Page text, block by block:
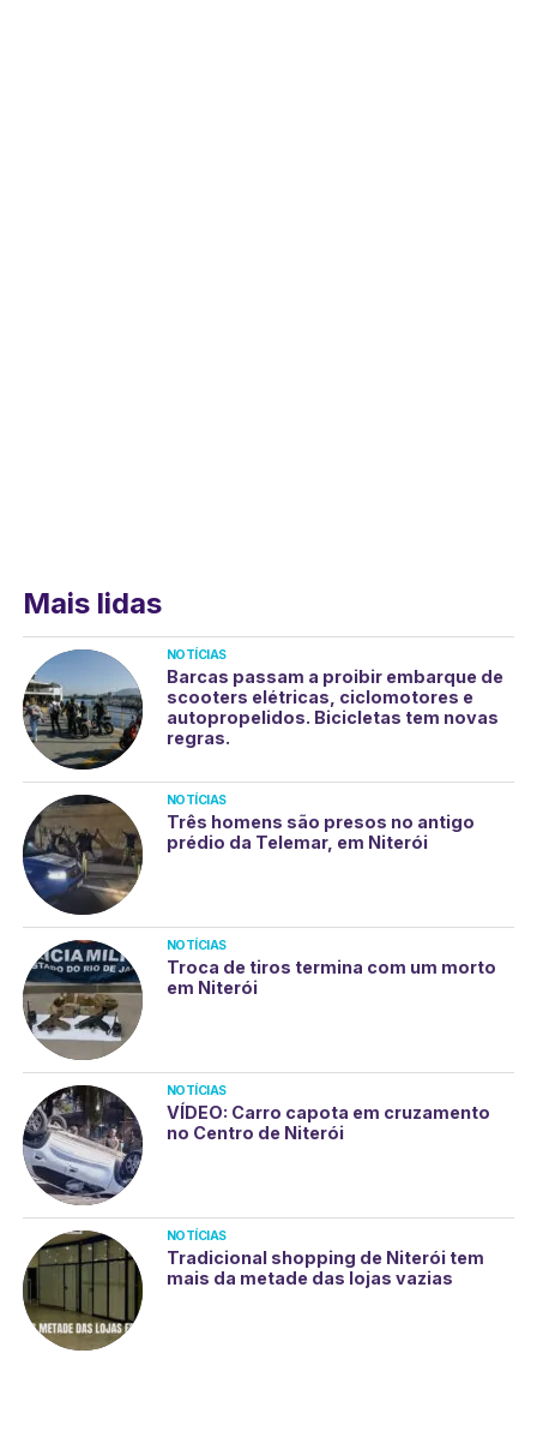
Mais lidas
NOTÍCIAS
Barcas passam a proibir embarque de
scooters elétricas, ciclomotores e
autopropelidos. Bicicletas tem novas
regras.
NOTÍCIAS
Três homens são presos no antigo
prédio da Telemar, em Niterói
NOTÍCIAS
Troca de tiros termina com um morto
em Niterói
NOTÍCIAS
VÍDEO: Carro capota em cruzamento
no Centro de Niterói
NOTÍCIAS
Tradicional shopping de Niterói tem
mais da metade das lojas vazias